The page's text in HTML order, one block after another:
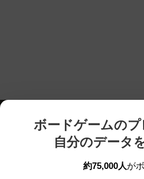
ボードゲームのプ
自分のデータ
約75,000人が